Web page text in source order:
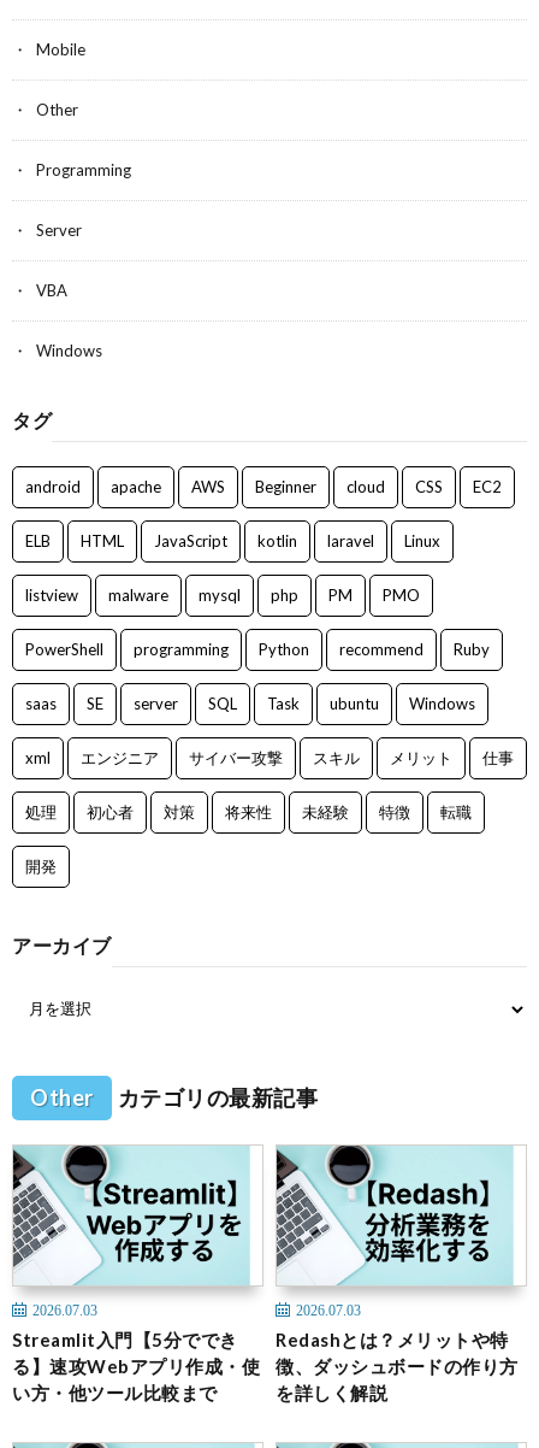
Mobile
Other
Programming
Server
VBA
Windows
タグ
android apache AWS Beginner cloud CSS EC2
ELB HTML JavaScript kotlin laravel Linux
listview malware mysql php PM PMO
PowerShell programming Python recommend Ruby
saas SE server SQL Task ubuntu Windows
xml エンジニア サイバー攻撃 スキル メリット 仕事
処理 初心者 対策 将来性 未経験 特徴 転職
開発
アーカイブ
Other カテゴリの最新記事
2026.07.03
Streamlit入門【5分ででき
る】速攻Webアプリ作成・使
い方・他ツール比較まで
2026.07.03
Redashとは？メリットや特
徴、ダッシュボードの作り方
を詳しく解説